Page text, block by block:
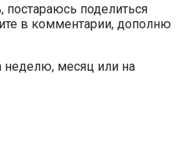
поделиться
в комментарии, дополню
неделю, месяц или на